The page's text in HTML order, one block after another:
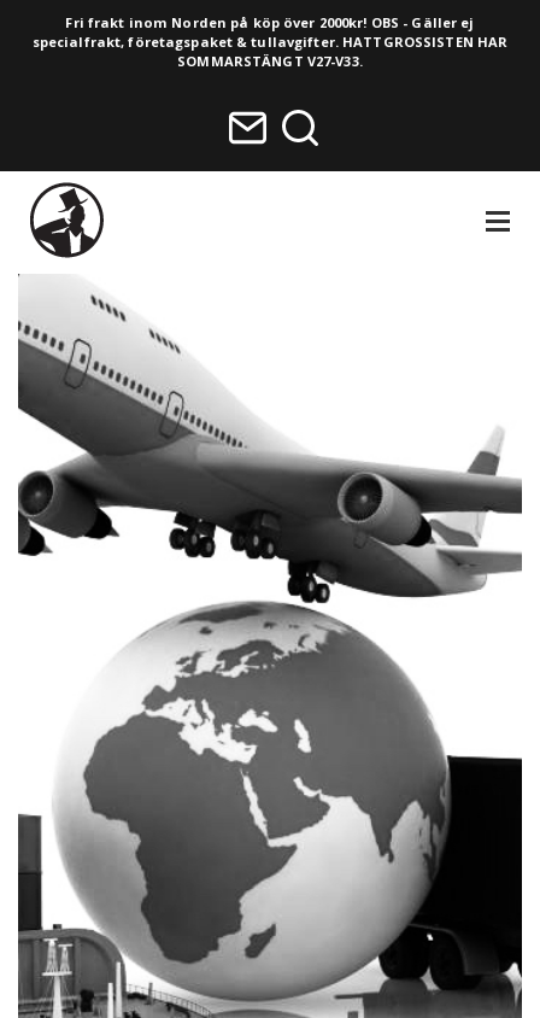
Fri frakt inom Norden på köp över 2000kr! OBS - Gäller ej
specialfrakt, företagspaket & tullavgifter. HATTGROSSISTEN HAR
SOMMARSTÄNGT V27-V33.